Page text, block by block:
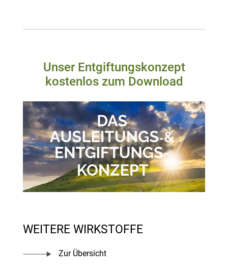
Unser Entgiftungskonzept
kostenlos zum Download
WEITERE WIRKSTOFFE
Zur Übersicht